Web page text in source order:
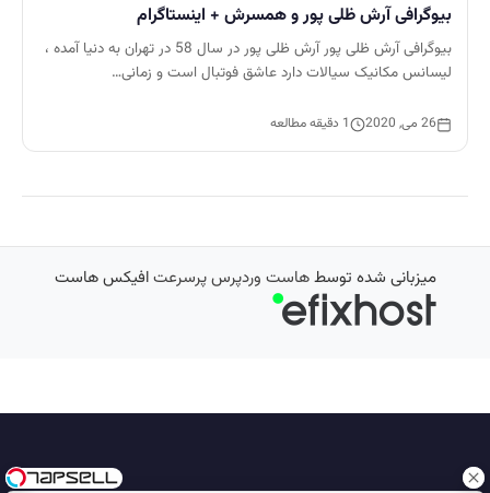
بیوگرافی آرش ظلی پور و همسرش + اینستاگرام
بیوگرافی آرش ظلی پور آرش ظلی پور در سال 58 در تهران به دنیا آمده ،
لیسانس مکانیک سیالات دارد عاشق فوتبال است و زمانی…
26 می, 2020 1 دقیقه مطالعه
میزبانی شده توسطهاست وردپرس پرسرعتافیکس هاست